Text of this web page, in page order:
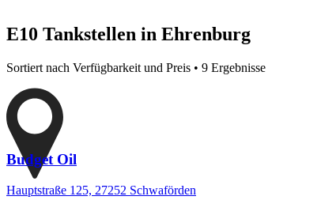
E10 Tankstellen in Ehrenburg
Sortiert nach Verfügbarkeit und Preis • 9 Ergebnisse
Budget Oil
Hauptstraße 125, 27252 Schwaförden